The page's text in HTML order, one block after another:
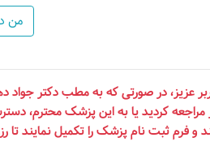
من
عزیز، در صورتی که به مطب دکتر جواد
مراجعه کردید یا به این پزشک محترم،
و فرم ثبت نام پزشک را تکمیل نمایند